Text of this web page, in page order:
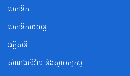
មេកានិក
មេកានិករថយន្ត
អគ្គិសនី
សំណង់ស៊ីវិល និងស្ថាបត្យកម្ម